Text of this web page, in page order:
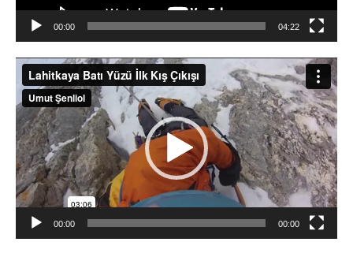
00:00 04:22
Video
oynatıcı
00:00 00:00